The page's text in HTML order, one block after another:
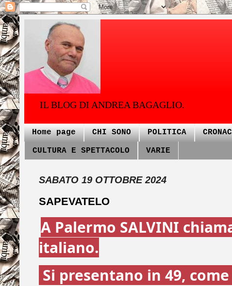
IL BLOG DI ANDREA BAGAGLIO.
Home page CHI SONO POLITICA
CULTURA E SPETTACOLO VARIE
SABATO 19 OTTOBRE 2024
SAPEVATELO
A Palermo SALVINI
italiano.
Si presentano in 49,